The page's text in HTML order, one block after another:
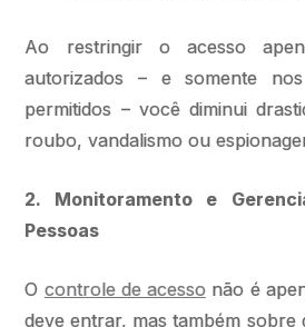
Ao restringir o acesso
autorizados – e somente
permitidos – você diminui
roubo, vandalismo ou
2. Monitoramento e
Pessoas
O controle de acessonão é
deve entrar, mas também sobre